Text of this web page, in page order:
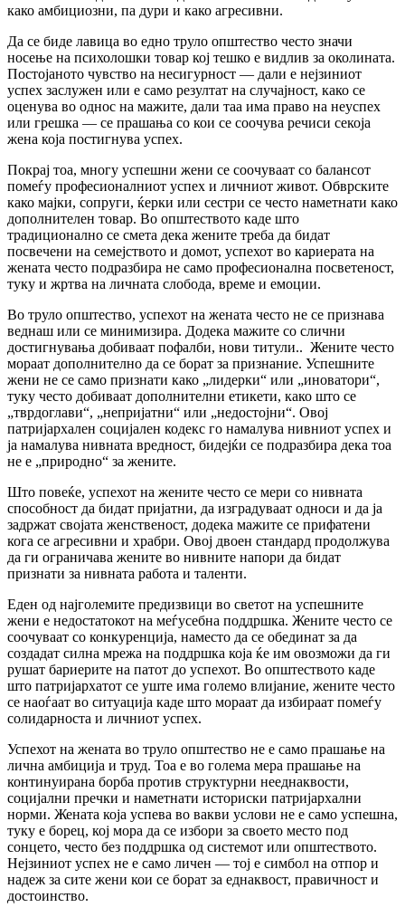
како амбициозни, па дури и како агресивни.
Да се биде лавица во едно труло општество често значи
носење на психолошки товар кој тешко е видлив за околината.
Постојаното чувство на несигурност — дали е нејзиниот
успех заслужен или е само резултат на случајност, како се
оценува во однос на мажите, дали таа има право на неуспех
или грешка — се прашања со кои се соочува речиси секоја
жена која постигнува успех.
Покрај тоа, многу успешни жени се соочуваат со балансот
помеѓу професионалниот успех и личниот живот. Обврските
како мајки, сопруги, ќерки или сестри се често наметнати како
дополнителен товар. Во општеството каде што
традиционално се смета дека жените треба да бидат
посвечени на семејството и домот, успехот во кариерата на
жената често подразбира не само професионална посветеност,
туку и жртва на личната слобода, време и емоции.
Во труло општество, успехот на жената често не се признава
веднаш или се минимизира. Додека мажите со слични
достигнувања добиваат пофалби, нови титули.. Жените често
мораат дополнително да се борат за признание. Успешните
жени не се само признати како „лидерки“ или „иноватори“,
туку често добиваат дополнителни етикети, како што се
„тврдоглави“, „непријатни“ или „недостојни“. Овој
патријархален социјален кодекс го намалува нивниот успех и
ја намалува нивната вредност, бидејќи се подразбира дека тоа
не е „природно“ за жените.
Што повеќе, успехот на жените често се мери со нивната
способност да бидат пријатни, да изградуваат односи и да ја
задржат својата женственост, додека мажите се прифатени
кога се агресивни и храбри. Овој двоен стандард продолжува
да ги ограничава жените во нивните напори да бидат
признати за нивната работа и таленти.
Еден од најголемите предизвици во светот на успешните
жени е недостатокот на меѓусебна поддршка. Жените често се
соочуваат со конкуренција, наместо да се обединат за да
создадат силна мрежа на поддршка која ќе им овозможи да ги
рушат бариерите на патот до успехот. Во општеството каде
што патријархатот се уште има големо влијание, жените често
се наоѓаат во ситуација каде што мораат да избираат помеѓу
солидарноста и личниот успех.
Успехот на жената во труло општество не е само прашање на
лична амбиција и труд. Тоа е во голема мера прашање на
континуирана борба против структурни нееднаквости,
социјални пречки и наметнати историски патријархални
норми. Жената која успева во вакви услови не е само успешна,
туку е борец, кој мора да се избори за своето место под
сонцето, често без поддршка од системот или општеството.
Нејзиниот успех не е само личен — тој е симбол на отпор и
надеж за сите жени кои се борат за еднаквост, правичност и
достоинство.